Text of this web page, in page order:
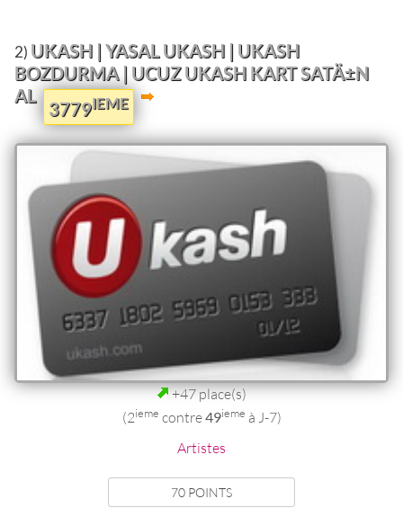
2) UKASH | YASAL UKASH | UKASH
BOZDURMA | UCUZ UKASH KART SATÄ±N
AL
3779IEME
+47 place(s)
(2ieme contre49ieme à J-7)
Artistes
70 POINTS